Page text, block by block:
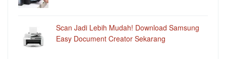
Scan Jadi Lebih Mudah! Download Samsung
Easy Document Creator Sekarang